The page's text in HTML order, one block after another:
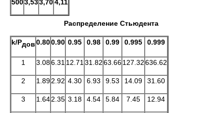
5003,533,704,11
Распределение Стьюдента
k/Pдов0.800.90 0.95 0.98 0.99 0.995 0.999
1 3.086.31 12.71 31.8263.66127.32636.62
2 1.892.92 4.30 6.93 9.53 14.09 31.60
3 1.642.35 3.18 4.54 5.84 7.45 12.94